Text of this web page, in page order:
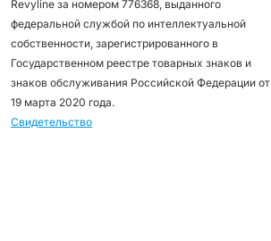
Revyline за номером 776368, выданного
федеральной службой по интеллектуальной
собственности, зарегистрированного в
Государственном реестре товарных знаков и
знаков обслуживания Российской Федерации от
19 марта 2020 года.
Свидетельство